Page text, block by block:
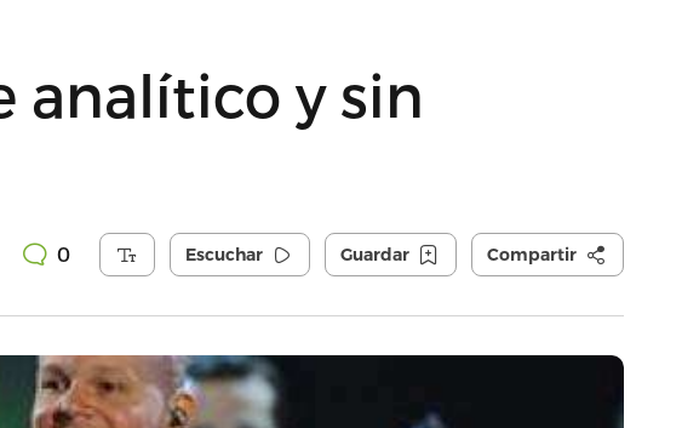
analítico y sin
0 Escuchar Guardar Compartir